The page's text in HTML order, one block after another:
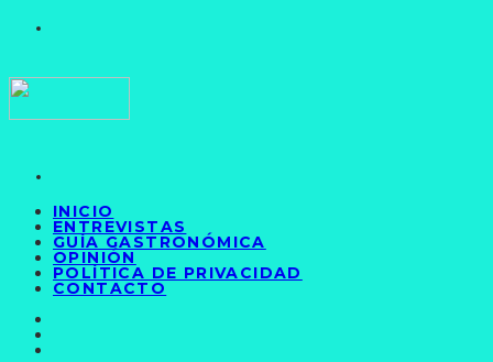
INICIO
ENTREVISTAS
GUÍA GASTRONÓMICA
OPINIÓN
POLÍTICA DE PRIVACIDAD
CONTACTO